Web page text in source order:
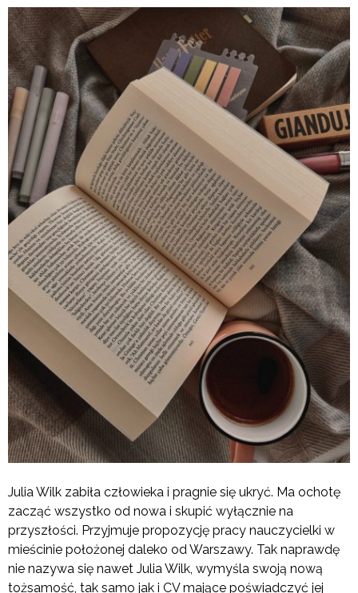
Julia Wilk zabiła człowieka i pragnie się ukryć. Ma ochotę
zacząć wszystko od nowa i skupić wyłącznie na
przyszłości. Przyjmuje propozycję pracy nauczycielki w
mieścinie położonej daleko od Warszawy. Tak naprawdę
nie nazywa się nawet Julia Wilk, wymyśla swoją nową
tożsamość, tak samo jak i CV mające poświadczyć jej